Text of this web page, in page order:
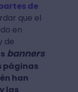
de
que el
en
de
banners
páginas
han